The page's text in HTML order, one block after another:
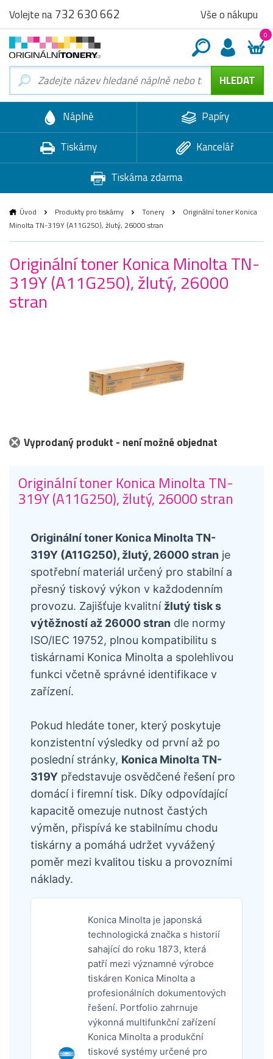
Volejte na732 630 662 Vše o nákupu
0
Náplně
Papíry
Tiskárny
Kancelář
Tiskárna zdarma
Úvod Produkty pro tiskárny Tonery
Originální toner Konica
Minolta TN-319Y (A11G250), žlutý, 26000 stran
Originální toner Konica Minolta TN-
319Y (A11G250), žlutý, 26000
stran
Vyprodaný produkt - není možné objednat
Originální toner Konica Minolta TN-
319Y (A11G250), žlutý, 26000 stran
Originální toner Konica Minolta TN-
319Y (A11G250), žlutý, 26000 stran je
spotřební materiál určený pro stabilní a
přesný tiskový výkon v každodenním
provozu. Zajišťuje kvalitní žlutý tisk s
výtěžností až 26000 stran dle normy
ISO/IEC 19752, plnou kompatibilitu s
tiskárnami Konica Minolta a spolehlivou
funkci včetně správné identifikace v
zařízení.
Pokud hledáte toner, který poskytuje
konzistentní výsledky od první až po
poslední stránky, Konica Minolta TN-
319Y představuje osvědčené řešení pro
domácí i firemní tisk. Díky odpovídající
kapacitě omezuje nutnost častých
výměn, přispívá ke stabilnímu chodu
tiskárny a pomáhá udržet vyvážený
poměr mezi kvalitou tisku a provozními
náklady.
Konica Minolta je japonská
technologická značka s historií
sahající do roku 1873, která
patří mezi významné výrobce
tiskáren Konica Minolta a
profesionálních dokumentových
řešení. Portfolio zahrnuje
výkonná multifunkční zařízení
Konica Minolta a produkční
tiskové systémy určené pro